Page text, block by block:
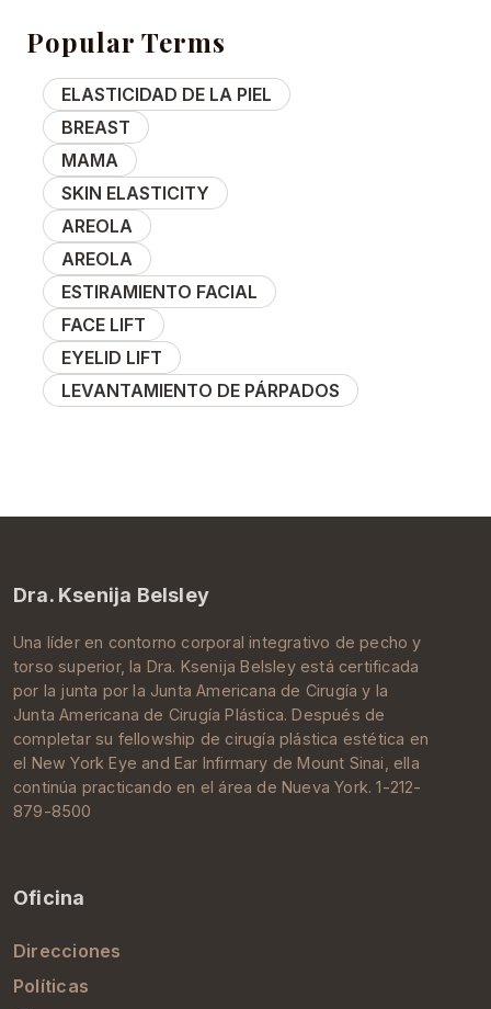
Popular Terms
ELASTICIDAD DE LA PIEL
BREAST
MAMA
SKIN ELASTICITY
AREOLA
AREOLA
ESTIRAMIENTO FACIAL
FACE LIFT
EYELID LIFT
LEVANTAMIENTO DE PÁRPADOS
Dra. Ksenija Belsley
Una líder en contorno corporal integrativo de pecho y
torso superior, la Dra. Ksenija Belsleyestá certificada
por la junta por la Junta Americana de Cirugía y la
Junta Americana de Cirugía Plástica. Después de
completar su fellowship de cirugía plástica estética en
el New York Eye and Ear Infirmary deMount Sinai , ella
continúa practicando en el área de Nueva York. 1-212-
879-8500
Oficina
Direcciones
Políticas